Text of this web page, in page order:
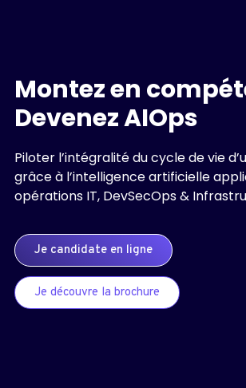
Montez en
Devenez AIOps
Piloter l’intégralité du cycle de vie
grâce à l’intelligence artificielle
opérations IT, DevSecOps &
Je candidate en ligne
Je découvre la brochure